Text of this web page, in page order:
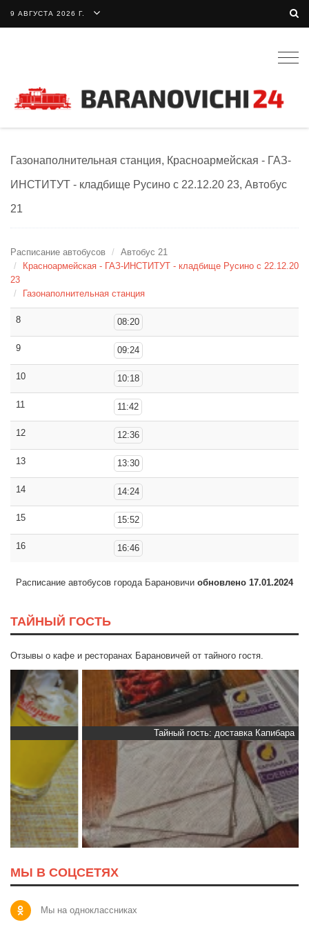
9 АВГУСТА 2026 Г.
Газонаполнительная станция, Красноармейская - ГАЗ-
ИНСТИТУТ - кладбище Русино с 22.12.20 23, Автобус
21
Расписание автобусов
Автобус 21
Красноармейская - ГАЗ-ИНСТИТУТ - кладбище Русино с 22.12.20
23
Газонаполнительная станция
8 08:20
9 09:24
10 10:18
11 11:42
12 12:36
13 13:30
14 14:24
15 15:52
16 16:46
Расписание автобусов города Барановичи обновлено 17.01.2024
ТАЙНЫЙ ГОСТЬ
Отзывы о кафе и ресторанах Барановичей от тайного гостя.
Тайный гость: доставка Капибара
МЫ В СОЦСЕТЯХ
Мы на одноклассниках